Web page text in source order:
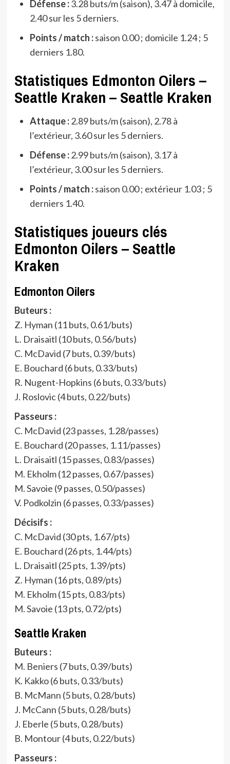
Défense :3.28 buts/m (saison), 3.47 à domicile,
2.40 sur les 5 derniers.
Points / match :saison 0.00 ; domicile 1.24 ; 5
derniers 1.80.
Statistiques Edmonton Oilers –
Seattle Kraken – Seattle Kraken
Attaque :2.89 buts/m (saison), 2.78 à
l’extérieur, 3.60 sur les 5 derniers.
Défense :2.99 buts/m (saison), 3.17 à
l’extérieur, 3.00 sur les 5 derniers.
Points / match :saison 0.00 ; extérieur 1.03 ; 5
derniers 1.40.
Statistiques joueurs clés
Edmonton Oilers – Seattle
Kraken
Edmonton Oilers
Buteurs :
Z. Hyman (11 buts, 0.61/buts)
L. Draisaitl (10 buts, 0.56/buts)
C. McDavid (7 buts, 0.39/buts)
E. Bouchard (6 buts, 0.33/buts)
R. Nugent-Hopkins (6 buts, 0.33/buts)
J. Roslovic (4 buts, 0.22/buts)
Passeurs :
C. McDavid (23 passes, 1.28/passes)
E. Bouchard (20 passes, 1.11/passes)
L. Draisaitl (15 passes, 0.83/passes)
M. Ekholm (12 passes, 0.67/passes)
M. Savoie (9 passes, 0.50/passes)
V. Podkolzin (6 passes, 0.33/passes)
Décisifs :
C. McDavid (30 pts, 1.67/pts)
E. Bouchard (26 pts, 1.44/pts)
L. Draisaitl (25 pts, 1.39/pts)
Z. Hyman (16 pts, 0.89/pts)
M. Ekholm (15 pts, 0.83/pts)
M. Savoie (13 pts, 0.72/pts)
Seattle Kraken
Buteurs :
M. Beniers (7 buts, 0.39/buts)
K. Kakko (6 buts, 0.33/buts)
B. McMann (5 buts, 0.28/buts)
J. McCann (5 buts, 0.28/buts)
J. Eberle (5 buts, 0.28/buts)
B. Montour (4 buts, 0.22/buts)
Passeurs :